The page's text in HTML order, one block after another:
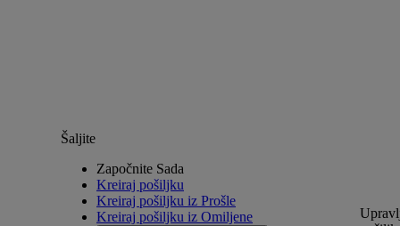
Šaljite
Započnite Sada
Kreiraj pošiljku
Kreiraj pošiljku iz Prošle
Kreiraj pošiljku iz Omiljene